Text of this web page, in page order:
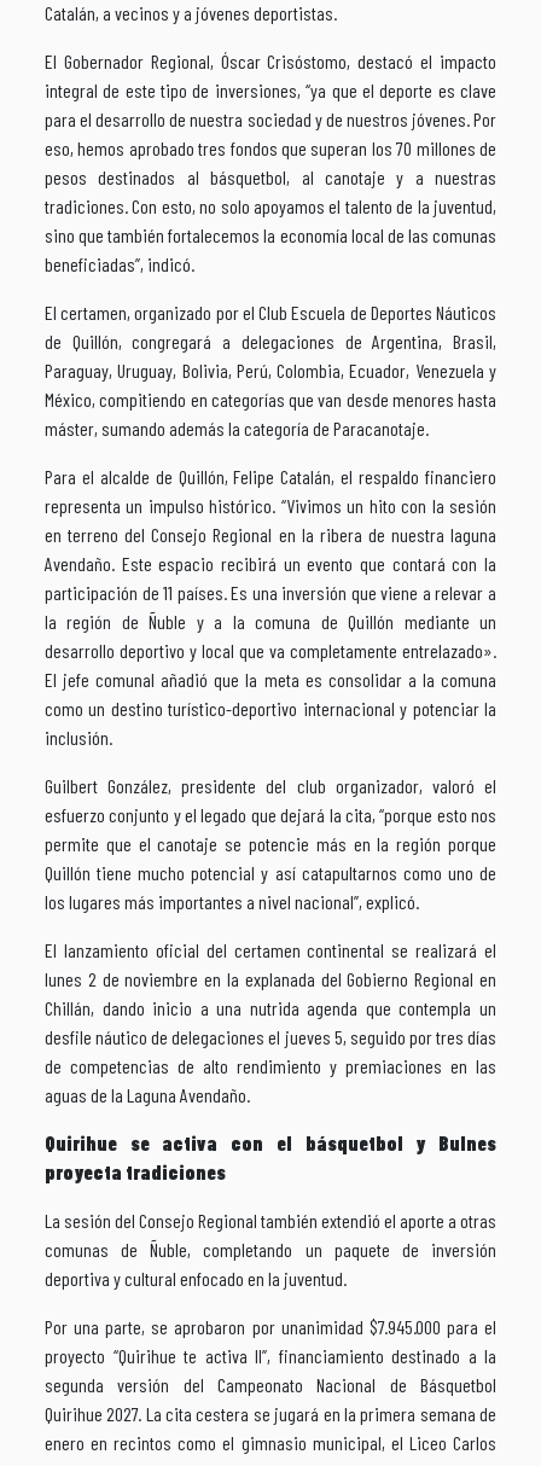
Catalán, a vecinos y a jóvenes deportistas.
El Gobernador Regional, Óscar Crisóstomo, destacó el impacto
integral de este tipo de inversiones, “ya que el deporte es clave
para el desarrollo de nuestra sociedad y de nuestros jóvenes. Por
eso, hemos aprobado tres fondos que superan los 70 millones de
pesos destinados al básquetbol, al canotaje y a nuestras
tradiciones. Con esto, no solo apoyamos el talento de la juventud,
sino que también fortalecemos la economía local de las comunas
beneficiadas”, indicó.
El certamen, organizado por el Club Escuela de Deportes Náuticos
de Quillón, congregará a delegaciones de Argentina, Brasil,
Paraguay, Uruguay, Bolivia, Perú, Colombia, Ecuador, Venezuela y
México, compitiendo en categorías que van desde menores hasta
máster, sumando además la categoría de Paracanotaje.
Para el alcalde de Quillón, Felipe Catalán, el respaldo financiero
representa un impulso histórico. “Vivimos un hito con la sesión
en terreno del Consejo Regional en la ribera de nuestra laguna
Avendaño. Este espacio recibirá un evento que contará con la
participación de 11 países. Es una inversión que viene a relevar a
la región de Ñuble y a la comuna de Quillón mediante un
desarrollo deportivo y local que va completamente entrelazado».
El jefe comunal añadió que la meta es consolidar a la comuna
como un destino turístico-deportivo internacional y potenciar la
inclusión.
Guilbert González, presidente del club organizador, valoró el
esfuerzo conjunto y el legado que dejará la cita, “porque esto nos
permite que el canotaje se potencie más en la región porque
Quillón tiene mucho potencial y así catapultarnos como uno de
los lugares más importantes a nivel nacional”, explicó.
El lanzamiento oficial del certamen continental se realizará el
lunes 2 de noviembre en la explanada del Gobierno Regional en
Chillán, dando inicio a una nutrida agenda que contempla un
desfile náutico de delegaciones el jueves 5, seguido por tres días
de competencias de alto rendimiento y premiaciones en las
aguas de la Laguna Avendaño.
Quirihue se activa con el básquetbol y Bulnes
proyecta tradiciones
La sesión del Consejo Regional también extendió el aporte a otras
comunas de Ñuble, completando un paquete de inversión
deportiva y cultural enfocado en la juventud.
Por una parte, se aprobaron por unanimidad $7.945.000 para el
proyecto “Quirihue te activa II”, financiamiento destinado a la
segunda versión del Campeonato Nacional de Básquetbol
Quirihue 2027. La cita cestera se jugará en la primera semana de
enero en recintos como el gimnasio municipal, el Liceo Carlos